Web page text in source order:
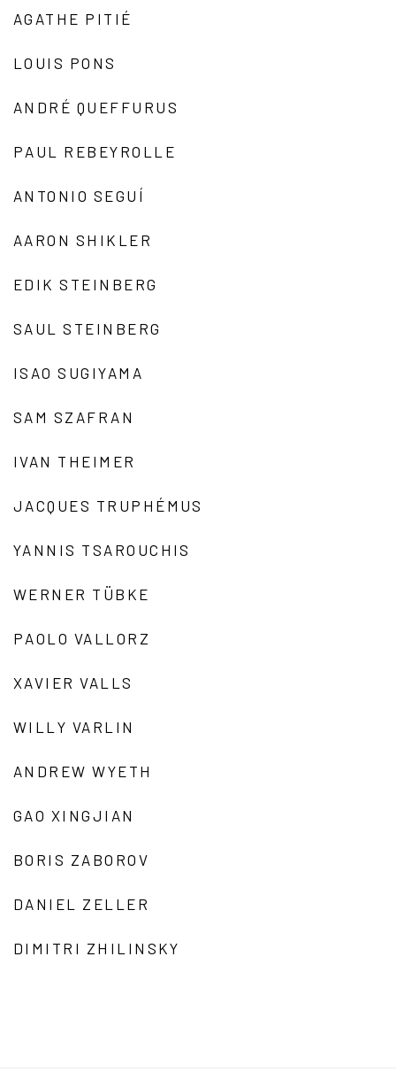
AGATHE PITIÉ
LOUIS PONS
ANDRÉ QUEFFURUS
PAUL REBEYROLLE
ANTONIO SEGUÍ
AARON SHIKLER
EDIK STEINBERG
SAUL STEINBERG
ISAO SUGIYAMA
SAM SZAFRAN
IVAN THEIMER
JACQUES TRUPHÉMUS
YANNIS TSAROUCHIS
WERNER TÜBKE
PAOLO VALLORZ
XAVIER VALLS
WILLY VARLIN
ANDREW WYETH
GAO XINGJIAN
BORIS ZABOROV
DANIEL ZELLER
DIMITRI ZHILINSKY